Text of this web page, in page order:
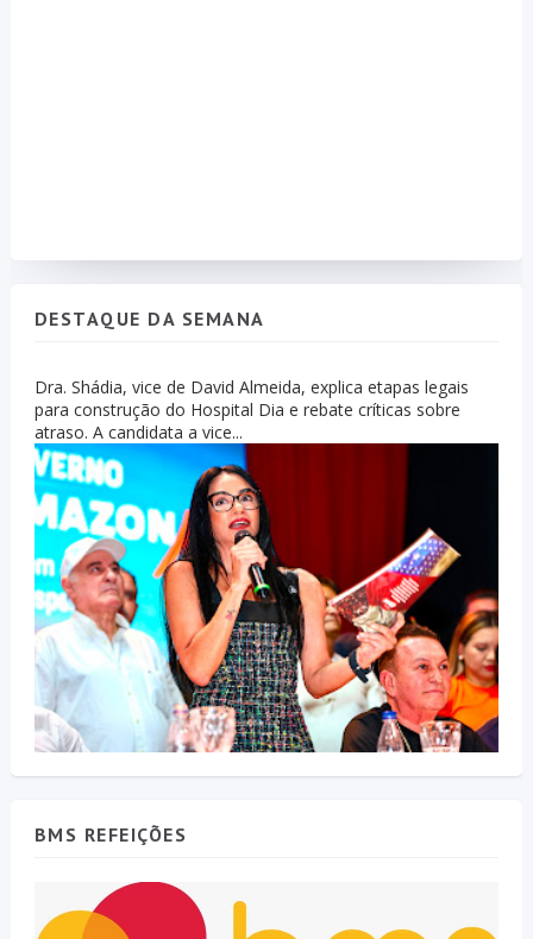
DESTAQUE DA SEMANA
Dra. Shádia, vice de David Almeida, explica etapas legais
para construção do Hospital Dia e rebate críticas sobre
atraso. A candidata a vice...
BMS REFEIÇÕES